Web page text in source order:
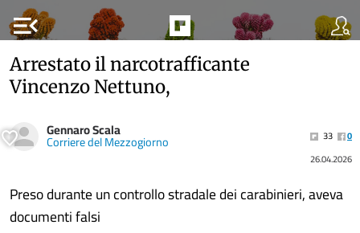
menu_open
Arrestato il narcotrafficante
Vincenzo Nettuno,
Gennaro Scala
Corriere del Mezzogiorno 33
0
26.04.2026
Preso durante un controllo stradale dei carabinieri, aveva
documenti falsi